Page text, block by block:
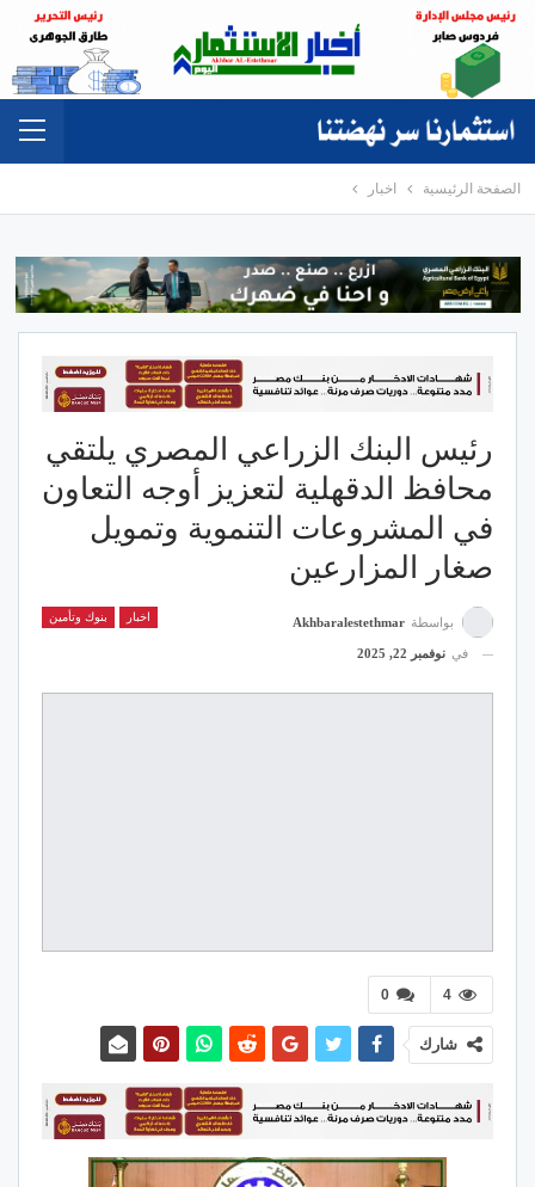
الصفحة الرئيسية اخبار
رئيس البنك الزراعي المصري يلتقي
محافظ الدقهلية لتعزيز أوجه التعاون
في المشروعات التنموية وتمويل
صغار المزارعين
اخبار بنوك وتأمين بواسطة Akhbaralestethmar
في نوفمبر 22, 2025
0 4
شارك